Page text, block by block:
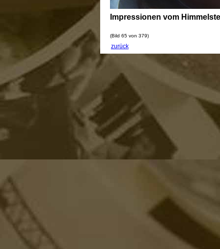
Impressionen vom
(Bild 65 von 379)
zurück